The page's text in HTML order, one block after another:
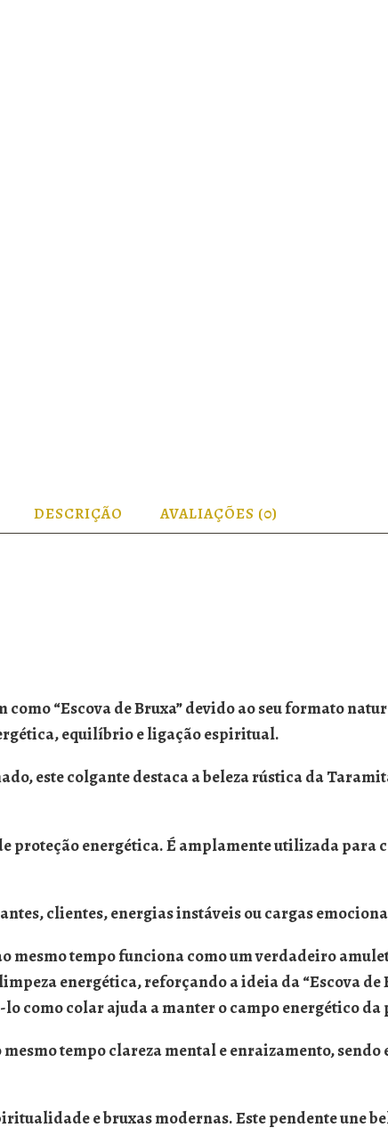
DESCRIÇÃO AVALIAÇÕES (0)
como“Escova de Bruxa”devido ao seu formato
equilíbrio e ligação espiritual.
este colgante destaca a beleza rústica da
proteção energética. É amplamente utilizada para
clientes, energias instáveis ou cargas
mesmo tempo funciona como um verdadeiro
energética, reforçando a ideia da “Escova
como colar ajuda a manter o campo energético
tempoclareza mental e enraizamento,
e bruxas modernas. Este pendente une